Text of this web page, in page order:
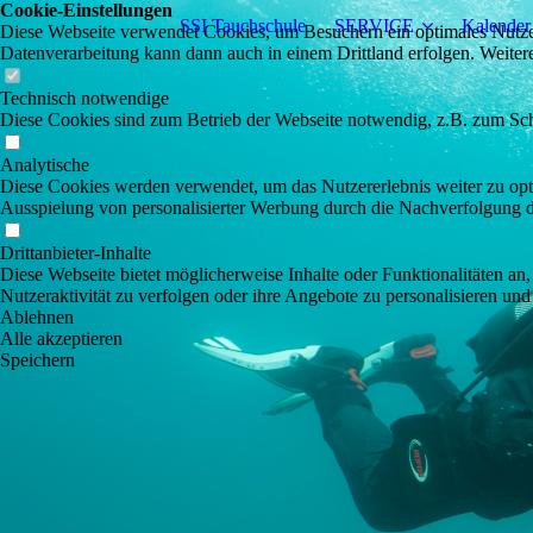
SSI Tauchschule SERVICE
Cookie-Einstellungen
Diese Webseite verwendet Cookies, um Besuchern ein optimales
Datenverarbeitung kann dann auch in einem Drittland erfolgen.
Technisch notwendige
Diese Cookies sind zum Betrieb der Webseite notwendig, z.B. zum
Analytische
Diese Cookies werden verwendet, um das Nutzererlebnis weiter zu
Ausspielung von personalisierter Werbung durch die Nachverfolgung
Drittanbieter-Inhalte
Diese Webseite bietet möglicherweise Inhalte oder Funktionalitäten
Nutzeraktivität zu verfolgen oder ihre Angebote zu personalisieren
Ablehnen
Alle akzeptieren
Speichern